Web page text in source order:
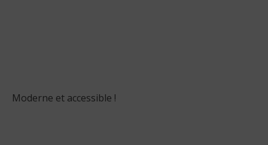
Moderne et accessible !